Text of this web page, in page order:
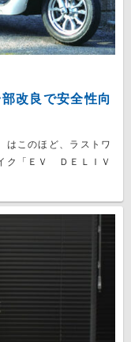
改良で安全性向
はこのほど、ラストワ
ク「ＥＶ ＤＥＬＩＶ